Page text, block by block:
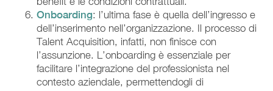
Onboarding: l’ultima fase è quella dell’ingresso e
dell’inserimento nell’organizzazione. Il processo di
Talent Acquisition, infatti, non finisce con
l’assunzione. L’onboarding è essenziale per
facilitare l’integrazione del professionista nel
contesto aziendale, permettendogli di